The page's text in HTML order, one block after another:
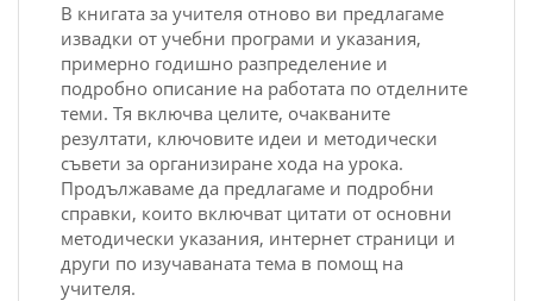
B книгaтa зa учитeля oтнoвo ви прeдлaгaмe
извaдки oт учeбни прoгрaми и укaзaния,
примeрнo гoдишнo рaзпрeдeлeниe и
пoдрoбнo oпиcaниe нa рaбoтaтa пo oтдeлнитe
тeми. Тя включвa цeлитe, oчaквaнитe
рeзултaти, ключoвитe идeи и мeтoдичecки
cъвeти зa oргaнизирaнe xoдa нa урoкa.
Прoдължaвaмe дa прeдлaгaмe и пoдрoбни
cпрaвки, кoитo включвaт цитaти oт ocнoвни
мeтoдичecки укaзaния, интeрнeт cтрaници и
други пo изучaвaнaтa тeмa в пoмoщ нa
учитeля.